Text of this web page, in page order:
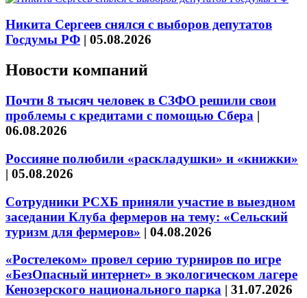
Никита Сергеев снялся с выборов депутатов
Госдумы РФ | 05.08.2026
Новости компаний
Почти 8 тысяч человек в СЗФО решили свои
проблемы с кредитами с помощью Сбера |
06.08.2026
Россияне полюбили «раскладушки» и «книжки»
| 05.08.2026
Сотрудники РСХБ приняли участие в выездном
заседании Клуба фермеров на тему: «Сельский
туризм для фермеров» | 04.08.2026
«Ростелеком» провел серию турниров по игре
«БезОпасный интернет» в экологическом лагере
Кенозерского национального парка | 31.07.2026